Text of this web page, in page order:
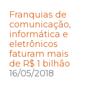
Franquias de
comunicação,
informática e
eletrônicos
faturam mais
de R$ 1 bilhão
16/05/2018